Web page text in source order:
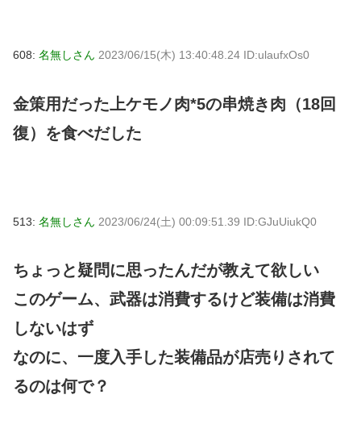
608: 名無しさん 2023/06/15(木) 13:40:48.24 ID:ulaufxOs0
金策用だった上ケモノ肉*5の串焼き肉（18回
復）を食べだした
513: 名無しさん 2023/06/24(土) 00:09:51.39 ID:GJuUiukQ0
ちょっと疑問に思ったんだが教えて欲しい
このゲーム、武器は消費するけど装備は消費
しないはず
なのに、一度入手した装備品が店売りされて
るのは何で？